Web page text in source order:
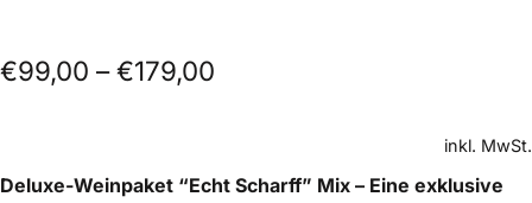
€99,00 –€179,00
inkl. MwSt.
Deluxe-Weinpaket “Echt Scharff” Mix – Eine exklusive